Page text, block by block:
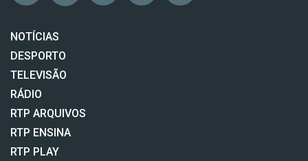
NOTÍCIAS
DESPORTO
TELEVISÃO
RÁDIO
RTP ARQUIVOS
RTP ENSINA
RTP PLAY